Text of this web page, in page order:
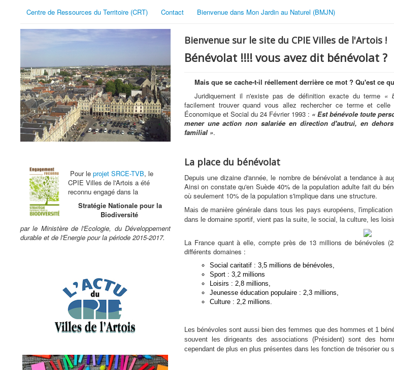
Centre de Ressources du Territoire (CRT)
Contact Bienvenue dans Mon Jardin au Naturel (BMJN)
Pour le projet SRCE-TVB, le
CPIE Villes de l'Artois a été
reconnu engagé dans la
Stratégie Nationale pour la
Biodiversité
par le Ministère de l'Ecologie, du Développement
durable et de l'Energie pour la période 2015-2017.
Bienvenue sur le site du CPIE Villes de l'Artois !
Bénévolat !!!! vous avez dit bénévolat ?
Mais que se cache-t-il réellement derrière ce mot ? Qu'est ce
Juridiquement il n'existe pas de définition exacte du terme «
facilement trouver quand vous allez rechercher ce terme et
Économique et Social du 24 Février 1993 : « Est bénévole toute
mener une action non salariée en direction d'autrui, en
familial ».
La place du bénévolat
Depuis une dizaine d'année, le nombre de bénévolat a tendance à
Ainsi on constate qu'en Suède 40% de la population adulte fait du
où seulement 10% de la population s'implique dans une structure.
Mais de manière générale dans tous les pays européens,
dans le domaine sportif, vient pas la suite, le social, la culture, les
La France quant à elle, compte près de 13 millions de bénévoles
différents domaines :
Social caritatif : 3,5 millions de bénévoles,
Sport : 3,2 millions
Loisirs : 2,8 millions,
Jeunesse éducation populaire : 2,3 millions,
Culture : 2,2 millions.
Les bénévoles sont aussi bien des femmes que des hommes et 1
souvent les dirigeants des associations (Président) sont des
cependant de plus en plus présentes dans les fonction de trésorier ou